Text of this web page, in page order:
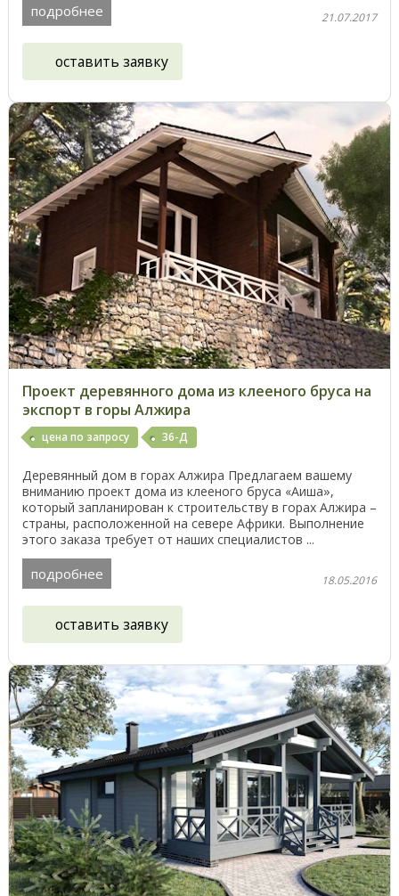
подробнее 21.07.2017
оставить заявку
Проект деревянного дома из клееного бруса на
экспорт в горы Алжира
цена по запросу 36-Д
Деревянный дом в горах Алжира Предлагаем вашему
вниманию проект дома из клееного бруса «Аиша»,
который запланирован к строительству в горах Алжира –
страны, расположенной на севере Африки. Выполнение
этого заказа требует от наших специалистов ...
подробнее 18.05.2016
оставить заявку